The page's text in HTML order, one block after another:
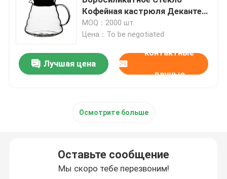
Крышка бутылки из банка
Стеклянные изделия для бытовых нужд
Кофейная кастрюля Декантер
Термостойкий
MOQ：2000 шт.
Цена：To be negotiated
Лучшая цена
контактные
данные
Осмотрите больше
Оставьте сообщение
Мы скоро тебе перезвоним!